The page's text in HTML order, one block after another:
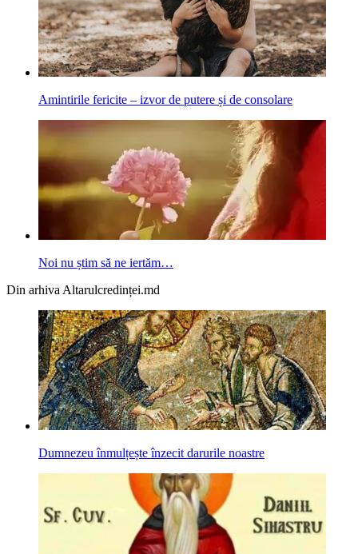
Amintirile fericite – izvor de putere și de consolare
Noi nu știm să ne iertăm…
Din arhiva Altarulcredinței.md
Dumnezeu înmulțește înzecit darurile noastre